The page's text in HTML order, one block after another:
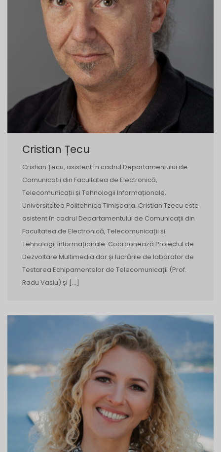
Cristian Țecu
Cristian Țecu, asistent în cadrul Departamentului de
Comunicații din Facultatea de Electronică,
Telecomunicații și Tehnologii Informaționale,
Universitatea Politehnica Timișoara. Cristian Tzecu este
asistent în cadrul Departamentului de Comunicații din
Facultatea de Electronică, Telecomunicații și
Tehnologii Informaționale. Coordonează Proiectul de
Dezvoltare Multimedia dar și lucrările de laborator de
Testarea Echipamentelor de Telecomunicații (Prof.
Radu Vasiu) și […]